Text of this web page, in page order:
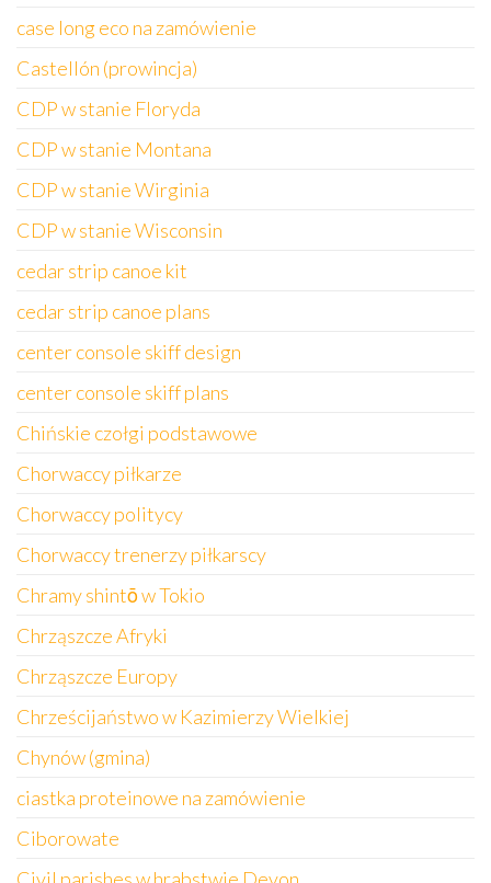
case long eco na zamówienie
Castellón (prowincja)
CDP w stanie Floryda
CDP w stanie Montana
CDP w stanie Wirginia
CDP w stanie Wisconsin
cedar strip canoe kit
cedar strip canoe plans
center console skiff design
center console skiff plans
Chińskie czołgi podstawowe
Chorwaccy piłkarze
Chorwaccy politycy
Chorwaccy trenerzy piłkarscy
Chramy shintō w Tokio
Chrząszcze Afryki
Chrząszcze Europy
Chrześcijaństwo w Kazimierzy Wielkiej
Chynów (gmina)
ciastka proteinowe na zamówienie
Ciborowate